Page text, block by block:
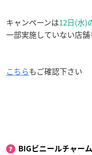
キャンペーンは12日(水)
一部実施していない店
こちらもご確認下さい
BIGビニールチャー